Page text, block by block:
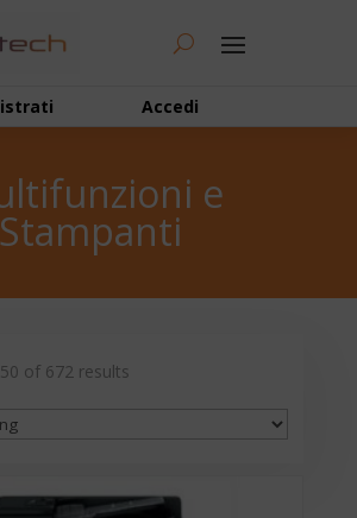
Accedi
e
Stampanti
of 672 results